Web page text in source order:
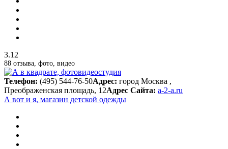
3.12
88 отзыва, фото, видео
Телефон: (495) 544-76-50Адрес: город Москва ,
Преображенская площадь, 12Адрес Сайта: a-2-a.ru
А вот и я, магазин детской одежды